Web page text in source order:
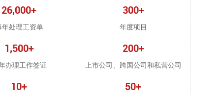
26,000+
年处理工资单
1,500+
办理工作签证
10+
300+
年度项目
200+
上市公司、跨国公司和私营公司
50+